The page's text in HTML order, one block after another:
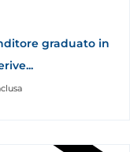
graduato in